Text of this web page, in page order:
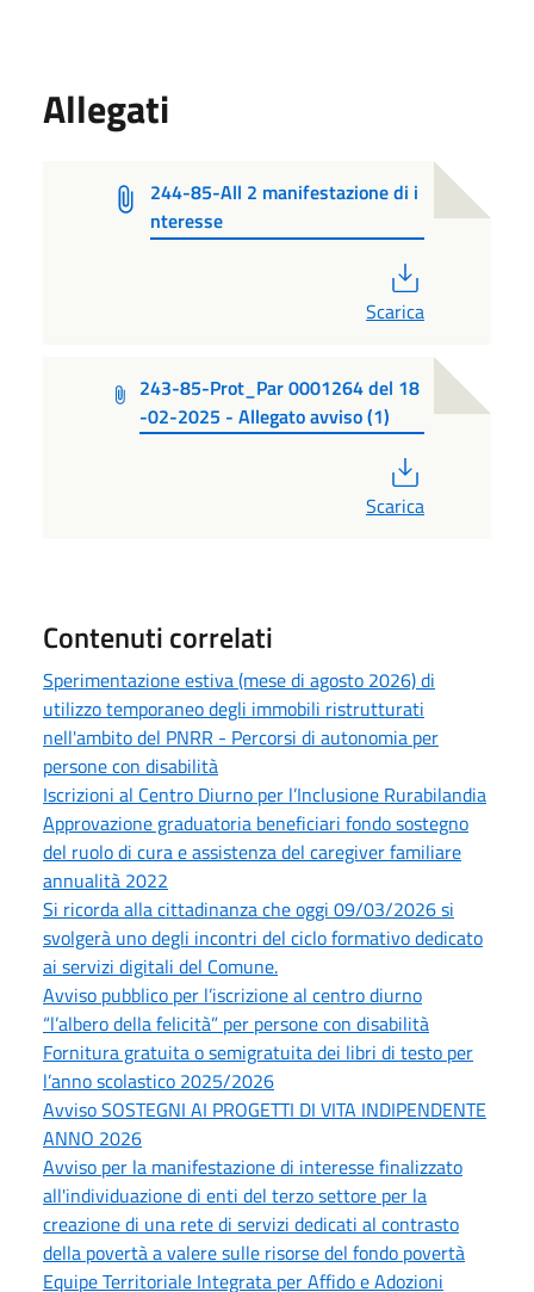
Allegati
244-85-All 2 manifestazione di i
nteresse
Scarica
243-85-Prot_Par 0001264 del 18
-02-2025 - Allegato avviso (1)
Scarica
Contenuti correlati
Sperimentazione estiva (mese di agosto 2026) di
utilizzo temporaneo degli immobili ristrutturati
nell'ambito del PNRR - Percorsi di autonomia per
persone con disabilità
Iscrizioni al Centro Diurno per l’Inclusione Rurabilandia
Approvazione graduatoria beneficiari fondo sostegno
del ruolo di cura e assistenza del caregiver familiare
annualità 2022
Si ricorda alla cittadinanza che oggi 09/03/2026 si
svolgerà uno degli incontri del ciclo formativo dedicato
ai servizi digitali del Comune.
Avviso pubblico per l’iscrizione al centro diurno
“l’albero della felicità” per persone con disabilità
Fornitura gratuita o semigratuita dei libri di testo per
l’anno scolastico 2025/2026
Avviso SOSTEGNI AI PROGETTI DI VITA INDIPENDENTE
ANNO 2026
Avviso per la manifestazione di interesse finalizzato
all'individuazione di enti del terzo settore per la
creazione di una rete di servizi dedicati al contrasto
della povertà a valere sulle risorse del fondo povertà
Equipe Territoriale Integrata per Affido e Adozioni